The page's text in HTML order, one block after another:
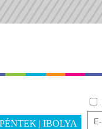
| IBOLYA